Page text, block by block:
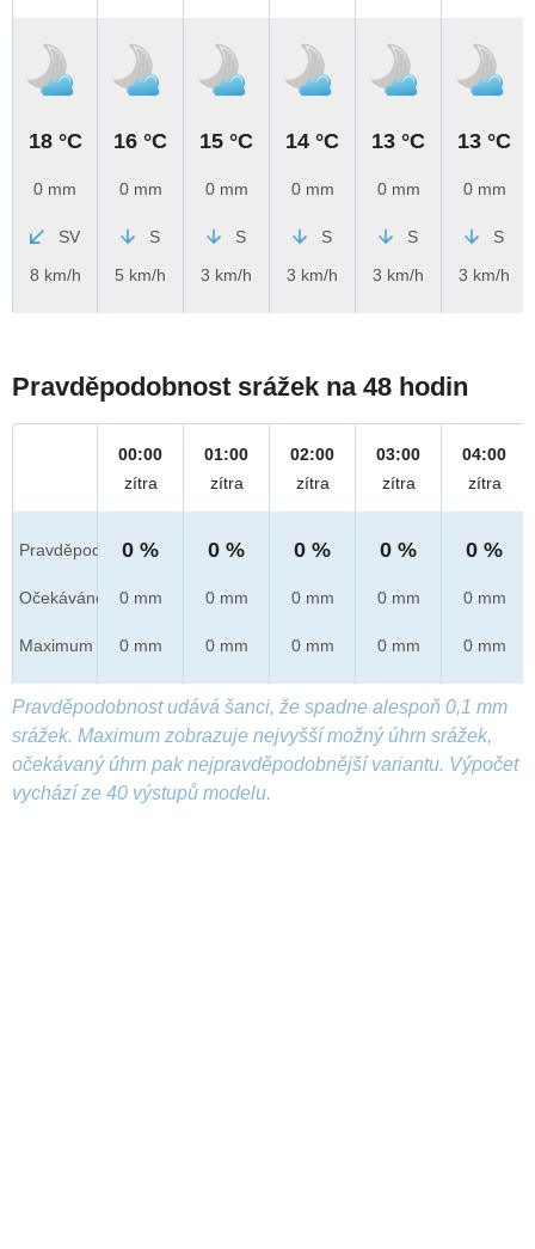
18 °C
0 mm
SV
8 km/h
16 °C
0 mm
S
5 km/h
15 °C
0 mm
S
3 km/h
14 °C
0 mm
S
3 km/h
13 °C
0 mm
S
3 km/h
13 °C
0 mm
S
3 km/h
Pravděpodobnost srážek na 48 hodin
Pravděpod.
Očekáváno
Maximum
00:00
zítra
0 %
0 mm
0 mm
01:00
zítra
0 %
0 mm
0 mm
02:00
zítra
0 %
0 mm
0 mm
03:00
zítra
0 %
0 mm
0 mm
04:00
zítra
0 %
0 mm
0 mm
Pravděpodobnost udává šanci, že spadne alespoň 0,1 mm
srážek. Maximum zobrazuje nejvyšší možný úhrn srážek,
očekávaný úhrn pak nejpravděpodobnější variantu. Výpočet
vychází ze 40 výstupů modelu.